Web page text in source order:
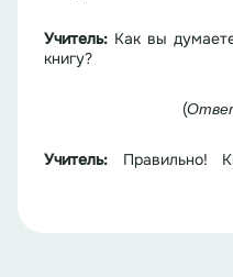
Учитель: Как вы
книгу?
(О
Учитель: Правильно!
истории и факты. Они